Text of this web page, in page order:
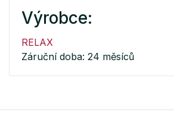
Výrobce:
RELAX
Záruční doba: 24 měsíců